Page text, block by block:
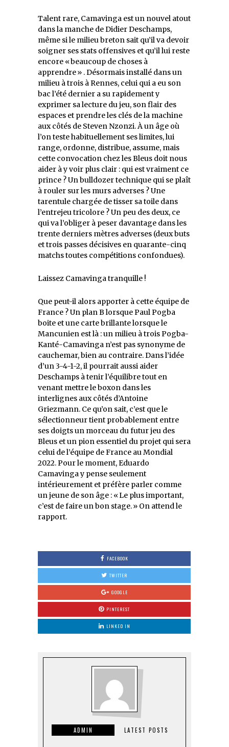
Talent rare, Camavinga est un nouvel atout
dans la manche de Didier Deschamps,
même si le milieu breton sait qu’il va devoir
soigner ses stats offensives et qu’il lui reste
encore « beaucoup de choses à
apprendre » . Désormais installé dans un
milieu à trois à Rennes, celui qui a eu son
bac l’été dernier a su rapidement y
exprimer sa lecture du jeu, son flair des
espaces et prendre les clés de la machine
aux côtés de Steven Nzonzi. À un âge où
l’on teste habituellement ses limites, lui
range, ordonne, distribue, assume, mais
cette convocation chez les Bleus doit nous
aider à y voir plus clair : qui est vraiment ce
prince ? Un bulldozer technique qui se plaît
à rouler sur les murs adverses ? Une
tarentule chargée de tisser sa toile dans
l’entrejeu tricolore ? Un peu des deux, ce
qui va l’obliger à peser davantage dans les
trente derniers mètres adverses (deux buts
et trois passes décisives en quarante-cinq
matchs toutes compétitions confondues).
Laissez Camavinga tranquille !
Que peut-il alors apporter à cette équipe de
France ? Un plan B lorsque Paul Pogba
boite et une carte brillante lorsque le
Mancunien est là : un milieu à trois Pogba-
Kanté-Camavinga n’est pas synonyme de
cauchemar, bien au contraire. Dans l’idée
d’un 3-4-1-2, il pourrait aussi aider
Deschamps à tenir l’équilibre tout en
venant mettre le boxon dans les
interlignes aux côtés d’Antoine
Griezmann. Ce qu’on sait, c’est que le
sélectionneur tient probablement entre
ses doigts un morceau du futur jeu des
Bleus et un pion essentiel du projet qui sera
celui de l’équipe de France au Mondial
2022. Pour le moment, Eduardo
Camavinga y pense seulement
intérieurement et préfère parler comme
un jeune de son âge : « Le plus important,
c’est de faire un bon stage. » On attend le
rapport.
FACEBOOK
TWITTER
GOOGLE
PINTEREST
LINKED IN
ADMIN LATEST POSTS